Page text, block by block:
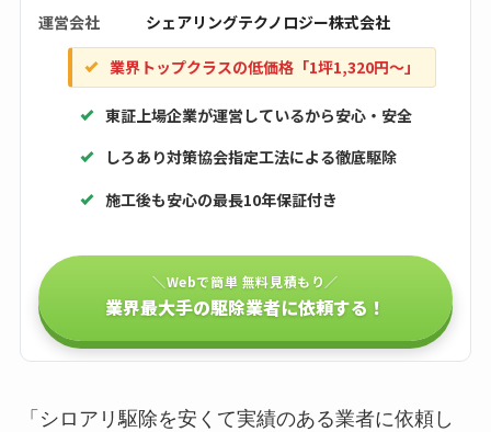
運営会社
シェアリングテクノロジー株式会社
業界トップクラスの低価格「1坪1,320円〜」
東証上場企業が運営しているから安心・安全
しろあり対策協会指定工法による徹底駆除
施工後も安心の最長10年保証付き
＼Webで簡単 無料見積もり／
業界最大手の駆除業者に依頼する！
「シロアリ駆除を安くて実績のある業者に依頼し